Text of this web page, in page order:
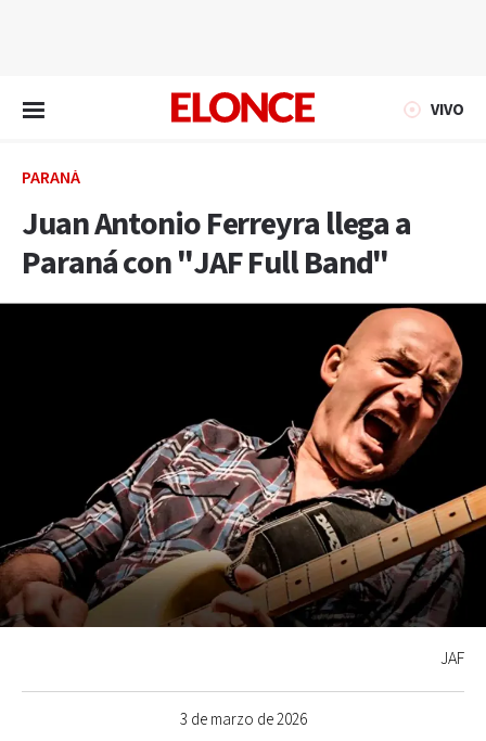
VIVO
PARANÁ
Juan Antonio Ferreyra llega a
Paraná con "JAF Full Band"
3 de marzo de 2026
JAF